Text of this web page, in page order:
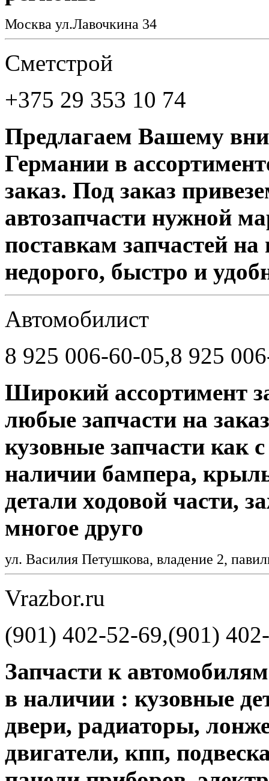
Москва ул.Лавочкина 34
Cметстрой
+375 29 353 10 74
Предлагаем Вашему
Германии в
заказ. Под заказ
автозапчасти нужной
поставкам запчастей на
недорого, быстро и
Автомобилист
8 925 006-60-05,8 925
Широкий ассортимент
любые запчасти на
кузовные запчасти как
наличии бампера,
детали ходовой части,
многое друго
ул. Василия Петушкова, владение 2,
Vrazbor.ru
(901) 402-52-69,(901)
Запчасти к
в наличии : кузовные
двери, радиаторы,
двигатели, кпп,